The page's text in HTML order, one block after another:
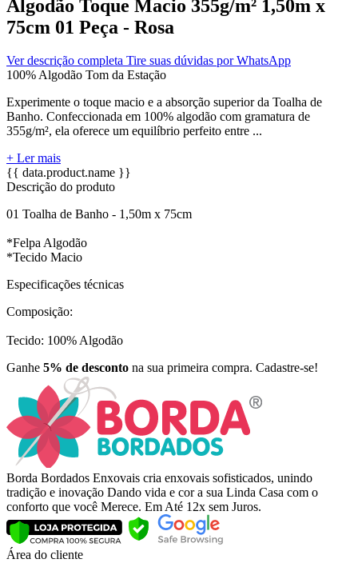
Algodão Toque Macio 355g/m² 1,50m x
75cm 01 Peça - Rosa
Ver descrição completa Tire suas dúvidas por WhatsApp
100% Algodão Tom da Estação
Experimente o toque macio e a absorção superior da Toalha de
Banho. Confeccionada em 100% algodão com gramatura de
355g/m², ela oferece um equilíbrio perfeito entre ...
+ Ler mais
{{ data.product.name }}
Descrição do produto
01 Toalha de Banho - 1,50m x 75cm
*Felpa Algodão
*Tecido Macio
Especificações técnicas
Composição:
Tecido: 100% Algodão
Ganhe 5% de desconto na sua primeira compra. Cadastre-se!
Borda Bordados Enxovais cria enxovais sofisticados, unindo
tradição e inovação Dando vida e cor a sua Linda Casa com o
conforto que você Merece. Em Até 12x sem Juros.
Área do cliente